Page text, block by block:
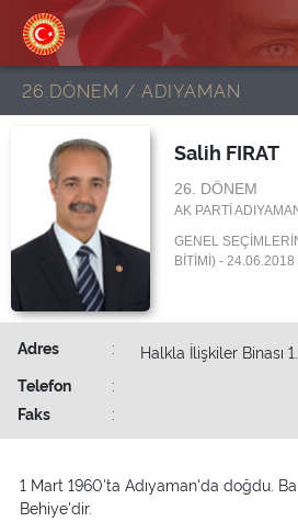
26.DÖNEM / ADIYAMAN
Salih FIRAT
26. DÖNEM
AK PARTİ
GENEL
BİTİMİ) - 24.06.2018
Adres :
Halkla İlişkiler Binası
Telefon
:
Faks
:
1 Mart 1960'ta Adıyaman'da doğdu.
Behiye'dir.